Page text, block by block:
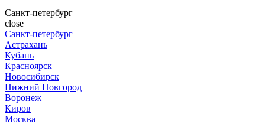
Санкт-петербург
close
Санкт-петербург
Астрахань
Кубань
Красноярск
Новосибирск
Нижний Новгород
Воронеж
Киров
Москва